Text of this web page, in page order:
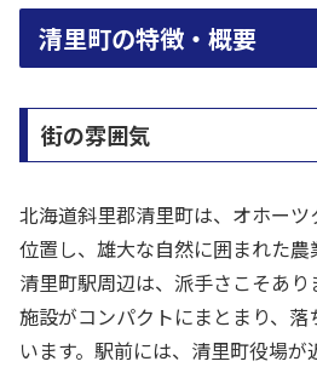
清里町の特徴・概要
街の雰囲気
北海道斜里郡清里町は、オホー
位置し、雄大な自然に囲まれた農
清里町駅周辺は、派手さこそあ
施設がコンパクトにまとまり、落
います。駅前には、清里町役場